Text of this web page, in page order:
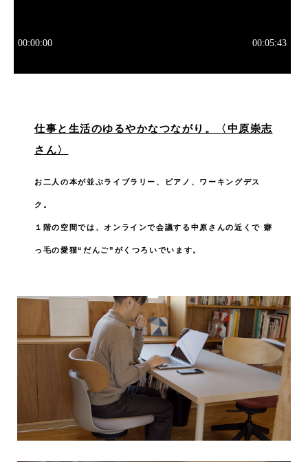
仕事と生活のゆるやかなつながり。〈中原崇志
さん〉
お二人の本が並ぶライブラリー、ピアノ、ワーキングデス
ク。
１階の空間では、オンラインで会議する中原さんの近くで 癖
っ毛の愛猫“だんご”がくつろいでいます。